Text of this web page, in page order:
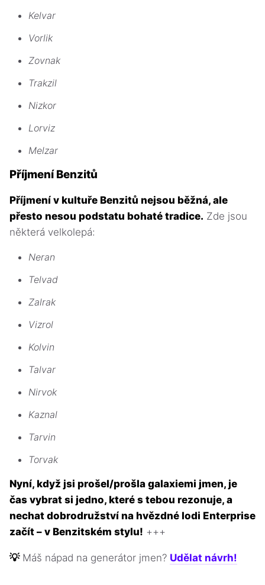
Kelvar
Vorlik
Zovnak
Trakzil
Nizkor
Lorviz
Melzar
Příjmení Benzitů
Příjmení v kultuře Benzitů nejsou běžná, ale
přesto nesou podstatu bohaté tradice. Zde jsou
některá velkolepá:
Neran
Telvad
Zalrak
Vizrol
Kolvin
Talvar
Nirvok
Kaznal
Tarvin
Torvak
Nyní, když jsi prošel/prošla galaxiemi jmen, je
čas vybrat si jedno, které s tebou rezonuje, a
nechat dobrodružství na hvězdné lodi Enterprise
začít – v Benzitském stylu! +++
💡 Máš nápad na generátor jmen? Udělat návrh!